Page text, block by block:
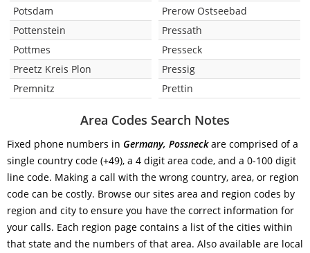
Potsdam
Pottenstein
Pottmes
Preetz Kreis Plon
Premnitz
Prerow Ostseebad
Pressath
Presseck
Pressig
Prettin
Area Codes Search Notes
Fixed phone numbers in Germany, Possneckare comprised of a
single country code (+49), a 4 digit area code, and a 0-100 digit
line code. Making a call with the wrong country, area, or region
code can be costly. Browse our sites area and region codes by
region and city to ensure you have the correct information for
your calls. Each region page contains a list of the cities within
that state and the numbers of that area. Also available are local